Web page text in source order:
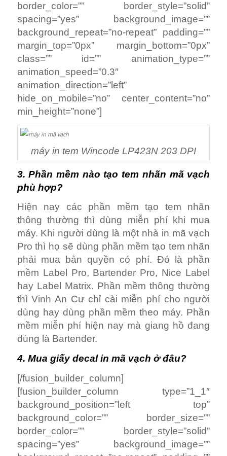
border_color=”” border_style=”solid”
spacing=”yes” background_image=””
background_repeat=”no-repeat” padding=””
margin_top=”0px” margin_bottom=”0px”
class=”” id=”” animation_type=””
animation_speed=”0.3″
animation_direction=”left”
hide_on_mobile=”no” center_content=”no”
min_height=”none”]
máy in tem Wincode LP423N 203 DPI
3. Phần mềm nào tạo tem nhãn mã vạch
phù hợp?
Hiện nay các phần mềm tạo tem nhãn
thông thường thì dùng miễn phí khi mua
máy. Khi người dùng là một nhà in mã vạch
Pro thì họ sẽ dùng phần mềm tạo tem nhãn
phải mua bản quyền có phí. Đó là phần
mềm Label Pro, Bartender Pro, Nice Label
hay Label Matrix. Phần mềm thông thường
thì Vinh An Cư chỉ cài miễn phí cho người
dùng hay dùng phần mềm theo máy. Phần
mềm miễn phí hiện nay mà giang hồ đang
dùng là Bartender.
4. Mua giấy decal in mã vạch ở đâu?
[/fusion_builder_column]
[fusion_builder_column type=”1_1″
background_position=”left top”
background_color=”” border_size=””
border_color=”” border_style=”solid”
spacing=”yes” background_image=””